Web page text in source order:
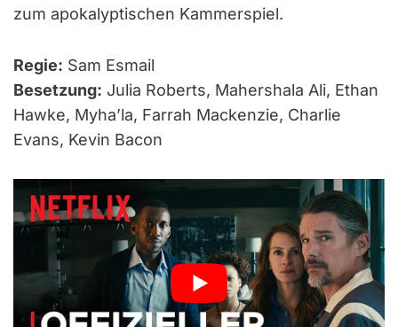
zum apokalyptischen Kammerspiel.
Regie: Sam Esmail
Besetzung: Julia Roberts, Mahershala Ali, Ethan
Hawke, Myha’la, Farrah Mackenzie, Charlie
Evans, Kevin Bacon